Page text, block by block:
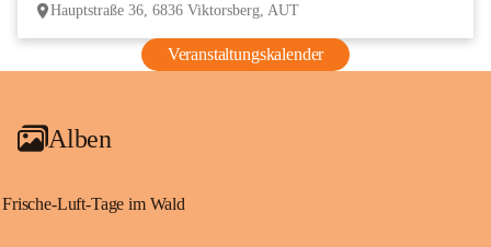
Hauptstraße 36, 6836 Viktorsberg, AUT
Veranstaltungskalender
Alben
Frische-Luft-Tage im Wald